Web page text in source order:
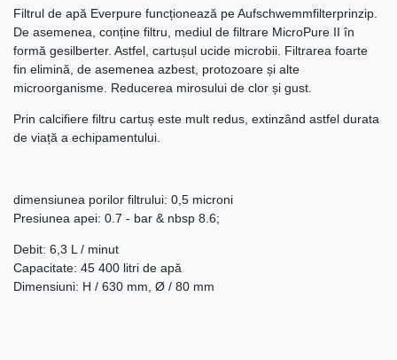
Filtrul de apă Everpure funcționează pe Aufschwemmfilterprinzip.
De asemenea, conține filtru, mediul de filtrare MicroPure II în
formă gesilberter. Astfel, cartușul ucide microbii. Filtrarea foarte
fin elimină, de asemenea azbest, protozoare și alte
microorganisme. Reducerea mirosului de clor și gust.
Prin calcifiere filtru cartuș este mult redus, extinzând astfel durata
de viață a echipamentului.
dimensiunea porilor filtrului: 0,5 microni
Presiunea apei: 0.7 - bar & nbsp 8.6;
Debit: 6,3 L / minut
Capacitate: 45 400 litri de apă
Dimensiuni: H / 630 mm, Ø / 80 mm